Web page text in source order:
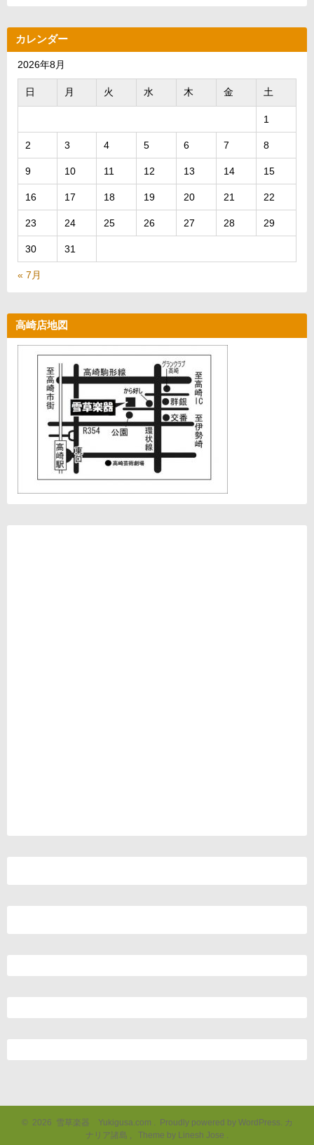
カレンダー
2026年8月
日 月 火 水 木 金 土
1
2 3 4 5 6 7 8
9 10 11 12 13 14 15
16 17 18 19 20 21 22
23 24 25 26 27 28 29
30 31
« 7月
高崎店地図
© 2026 雪草楽器 Yukigusa.com . Proudly powered by WordPress. カ
ナリア諸島 , Theme by Linesh Jose .